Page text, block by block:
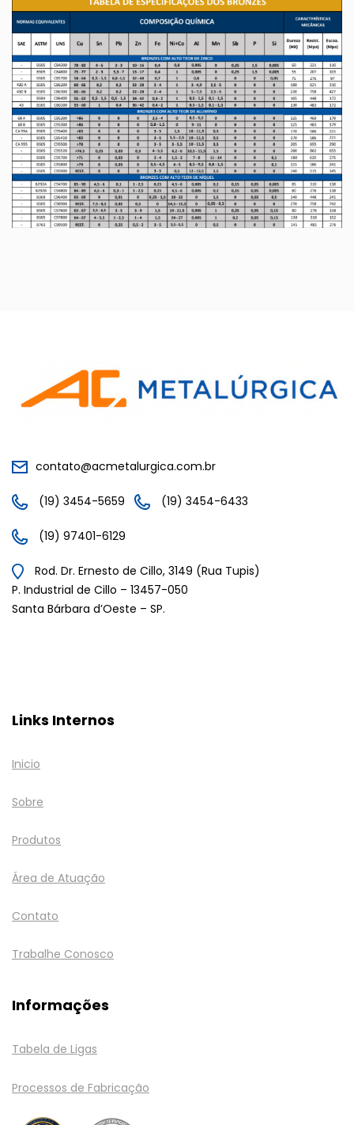
contato@acmetalurgica.com.br
(19) 3454-5659 (19) 3454-6433
(19) 97401-6129
Rod. Dr. Ernesto de Cillo, 3149 (Rua Tupis)
P. Industrial de Cillo – 13457-050
Santa Bárbara d’Oeste – SP.
Links Internos
Inicio
Sobre
Produtos
Área de Atuação
Contato
Trabalhe Conosco
Informações
Tabela de Ligas
Processos de Fabricação